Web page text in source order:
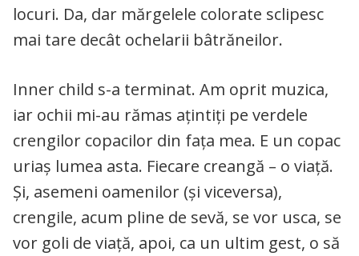
locuri. Da, dar mărgelele colorate sclipesc
mai tare decât ochelarii bâtrăneilor.
Inner child s-a terminat. Am oprit muzica,
iar ochii mi-au rămas ațintiți pe verdele
crengilor copacilor din fața mea. E un copac
uriaș lumea asta. Fiecare creangă – o viață.
Și, asemeni oamenilor (și viceversa),
crengile, acum pline de sevă, se vor usca, se
vor goli de viață, apoi, ca un ultim gest, o să